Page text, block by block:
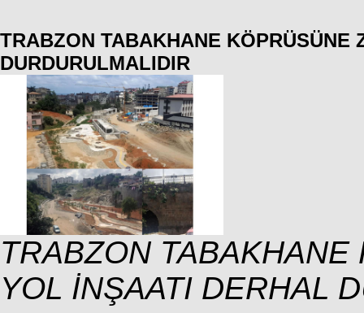
TRABZON TABAKHANE KÖPRÜSÜNE
DURDURULMALIDIR
TRABZON
YOL İNŞAATI DERHAL